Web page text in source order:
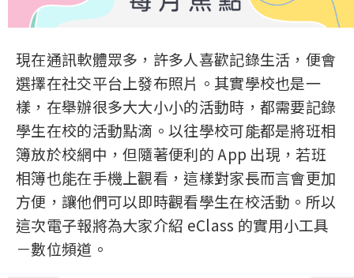
現在通訊軟體眾多，許多人喜歡記錄生活，便會
選擇在社交平台上發布照片。其實學校也是一
樣，在舉辦很多大大小小的活動時，都需要記錄
學生在校的活動點滴。以往學校可能都是將班相
簿放於校網中，但隨著便利的 App 出現，若班
相簿也能在手機上觀看，這樣對家長而言會更加
方便，讓他們可以即時觀看學生在校活動。所以
這次電子報將為大家介紹 eClass 的實用小工具
－數位頻道。